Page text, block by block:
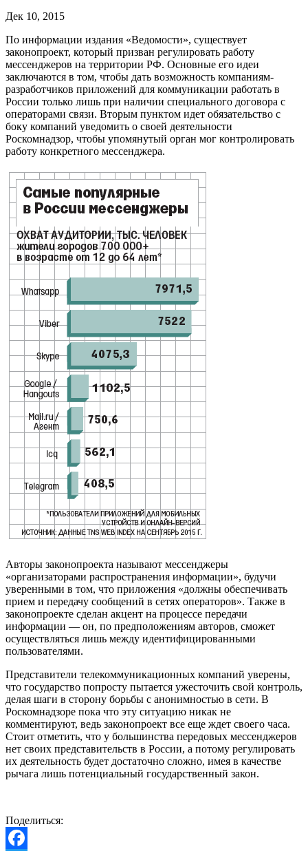
Дек 10, 2015
По информации издания «Ведомости», существует
законопроект, который призван регулировать работу
мессенджеров на территории РФ. Основные его идеи
заключаются в том, чтобы дать возможность компаниям-
разработчиков приложений для коммуникации работать в
России только лишь при наличии специального договора с
операторами связи. Вторым пунктом идет обязательство с
боку компаний уведомить о своей деятельности
Роскомнадзор, чтобы упомянутый орган мог контролировать
работу конкретного мессенджера.
Авторы законопроекта называют мессенджеры
«организаторами распространения информации», будучи
уверенными в том, что приложения «должны обеспечивать
прием и передачу сообщений в сетях операторов». Также в
законопроекте сделан акцент на процессе передачи
информации — он, по предположениям авторов, сможет
осуществляться лишь между идентифицированными
пользователями.
Представители телекоммуникационных компаний уверены,
что государство попросту пытается ужесточить свой контроль,
делая шаги в сторону борьбы с анонимностью в сети. В
Роскомнадзоре пока что эту ситуацию никак не
комментируют, ведь законопроект все еще ждет своего часа.
Стоит отметить, что у большинства передовых мессенджеров
нет своих представительств в России, а потому регулировать
их деятельность будет достаточно сложно, имея в качестве
рычага лишь потенциальный государственный закон.
Поделиться: